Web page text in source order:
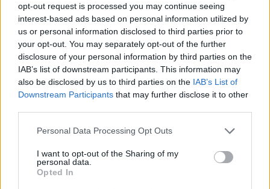
opt-out request is processed you may continue seeing
interest-based ads based on personal information utilized by
us or personal information disclosed to third parties prior to
your opt-out. You may separately opt-out of the further
disclosure of your personal information by third parties on the
IAB’s list of downstream participants. This information may
also be disclosed by us to third parties on the IAB’s List of
Downstream Participants that may further disclose it to other
Personal Data Processing Opt Outs
I want to opt-out of the Sharing of my
personal data.
Opted In
„Mes neturime gaišti laiko, kai kalbama apie
mūsų nacionalinį saugumą ir užsienio
politiką“, – pareiškė J. Bidenas.
„Šie asmenys yra ir patyrę bei išbandyti
krizių, ir inovatyvūs bei pasižymi gera
vaizduote“, – sakė jis.